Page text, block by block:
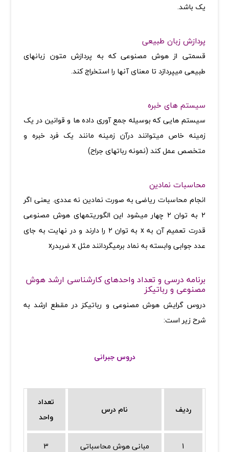
یک باشد.
پردازش زبان طبیعی
قسمتی از هوش مصنوعی که به پردازش متون زبانهای
طبیعی میپردازد تا معنای آنها را استخراج کند.
سیستم های خبره
سیستم هایی که بوسیله جمع آوری داده ها و قوانین در یک
زمینه خاص میتوانند درآن زمینه مانند یک فرد خبره و
متخصص عمل کند (نمونه رباتهای جراح)
محاسبات نمادین
انجام محاسبات ریاضی به صورت نمادین نه عددی. یعنی اگر
۲ به توان ۲ چهار میشود این الگوریتمهای هوش مصنوعی
قدرت تعمیم آن بهx
به توان ۲ را دارند و در نهایت به جای
عدد جوابی وابسته به نماد برمیگردانند مثلx ضربدرx
برنامه درسی و تعداد واحدهای کارشناسی ارشد هوش
مصنوعی و رباتیکز
دروس گرایش هوش مصنوعی و رباتیکز در مقطع ارشد به
شرح زیر است:
دروس جبرانی
تعداد
واحد
نام درس ردیف
3 مبانی هوش محاسباتی 1